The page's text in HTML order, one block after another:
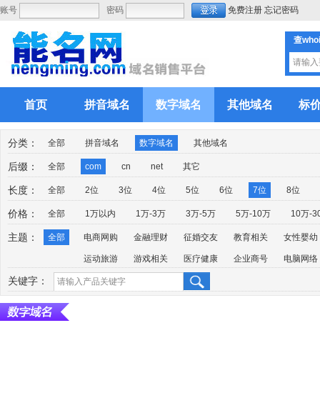
账号 密码 免费注册 忘记密码
查
首页 拼音域名 数字域名 其他域名 标
分类： 全部 拼音域名 数字域名 其他域名
后缀： 全部 com cn net 其它
长度： 全部 2位 3位 4位 5位 6位 7位 8位
价格： 全部 1万以内 1万-3万 3万-5万 5万-10万 10万-
主题： 全部 电商网购 金融理财 征婚交友 教育相关 女性婴幼
运动旅游 游戏相关 医疗健康 企业商号 电脑网络
关键字：